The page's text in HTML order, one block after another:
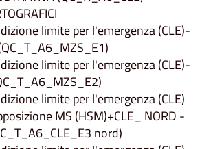
limite per l'emergenza (CLE)-
limite per l'emergenza (CLE)-
limite per l'emergenza (CLE)
MS (HSM)+CLE_ NORD -
nord)